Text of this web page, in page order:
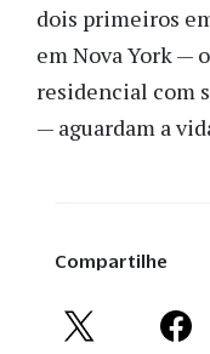
dois primeiros
em Nova York —
residencial com
— aguardam a
Compartilhe